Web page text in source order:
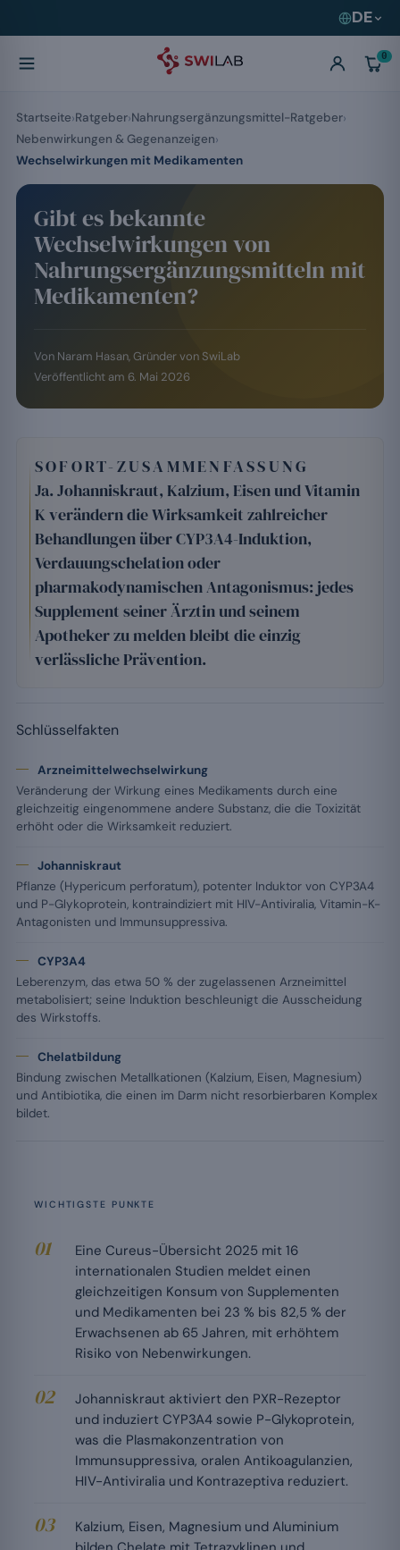
DE
0
Gibt es bekannte
Wechselwirkungen von
Nahrungsergänzungsmitteln mit
Medikamenten?
Von Naram Hasan, Gründer von SwiLab
Veröffentlicht am 6. Mai 2026
SOFORT-ZUSAMMENFASSUNG
Ja. Johanniskraut, Kalzium, Eisen und Vitamin
K verändern die Wirksamkeit zahlreicher
Behandlungen über CYP3A4-Induktion,
Verdauungschelation oder
pharmakodynamischen Antagonismus: jedes
Supplement seiner Ärztin und seinem
Apotheker zu melden bleibt die einzig
verlässliche Prävention.
Schlüsselfakten
Arzneimittelwechselwirkung
Veränderung der Wirkung eines Medikaments durch eine
gleichzeitig eingenommene andere Substanz, die die Toxizität
erhöht oder die Wirksamkeit reduziert.
Johanniskraut
Pflanze (Hypericum perforatum), potenter Induktor von CYP3A4
und P-Glykoprotein, kontraindiziert mit HIV-Antiviralia, Vitamin-K-
Antagonisten und Immunsuppressiva.
CYP3A4
Leberenzym, das etwa 50 % der zugelassenen Arzneimittel
metabolisiert; seine Induktion beschleunigt die Ausscheidung
des Wirkstoffs.
Chelatbildung
Bindung zwischen Metallkationen (Kalzium, Eisen, Magnesium)
und Antibiotika, die einen im Darm nicht resorbierbaren Komplex
bildet.
WICHTIGSTE PUNKTE
Eine Cureus-Übersicht 2025 mit 16
internationalen Studien meldet einen
gleichzeitigen Konsum von Supplementen
und Medikamenten bei 23 % bis 82,5 % der
Erwachsenen ab 65 Jahren, mit erhöhtem
Risiko von Nebenwirkungen.
Johanniskraut aktiviert den PXR-Rezeptor
und induziert CYP3A4 sowie P-Glykoprotein,
was die Plasmakonzentration von
Immunsuppressiva, oralen Antikoagulanzien,
HIV-Antiviralia und Kontrazeptiva reduziert.
Kalzium, Eisen, Magnesium und Aluminium
Startseite Ratgeber Nahrungsergänzungsmittel-Ratgeber
Nebenwirkungen & Gegenanzeigen
Wechselwirkungen mit Medikamenten